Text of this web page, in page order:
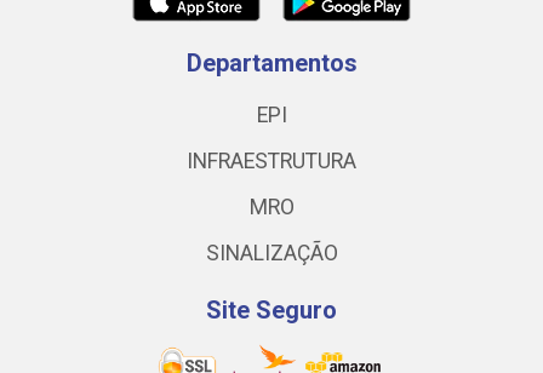
Departamentos
EPI
INFRAESTRUTURA
MRO
SINALIZAÇÃO
Site Seguro